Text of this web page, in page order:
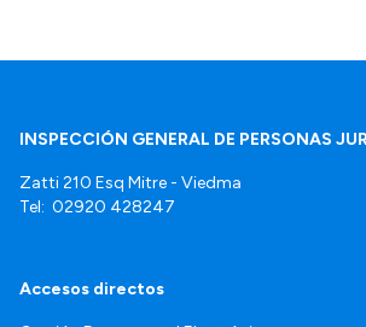
INSPECCIÓN GENERAL DE PERSONAS
Zatti 210 Esq Mitre - Viedma
Tel: 02920 428247
Accesos directos